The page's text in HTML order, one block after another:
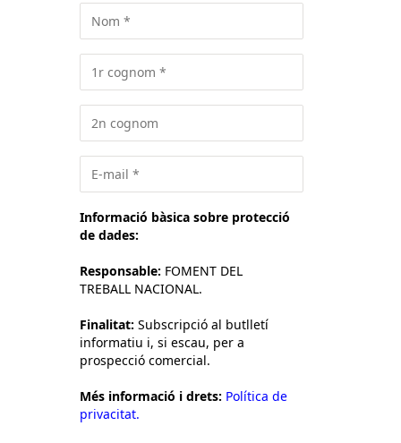
Informació bàsica sobre protecció
de dades:
Responsable: FOMENT DEL
TREBALL NACIONAL.
Finalitat: Subscripció al butlletí
informatiu i, si escau, per a
prospecció comercial.
Més informació i drets: Política de
privacitat.